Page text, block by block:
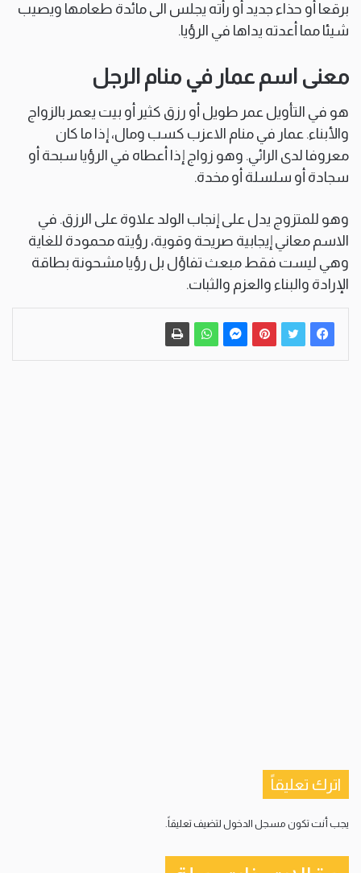
برقعا أو حذاء جديد أو رأته يجلس الى مائدة طعامها ويصيب
شيئا مما أعدته يداها في الرؤيا.
معنى اسم عمار في منام الرجل
هو في التأويل عمر طويل أو رزق كثير أو بيت يعمر بالزواج
والأبناء. عمار في منام الاعزب كسب ومال، إذا ما كان
معروفا لدى الرائي. وهو زواج إذا أعطاه في الرؤيا سبحة أو
سجادة أو سلسلة أو مخدة.
وهو للمتزوج يدل على إنجاب الولد علاوة على الرزق. في
الاسم معاني إيجابية صريحة وقوية، رؤيته محمودة للغاية
وهي ليست فقط مبعث تفاؤل بل رؤيا مشحونة بطاقة
الإرادة والبناء والعزم والثبات.
اترك تعليقاً
يجب أنت تكون مسجل الدخول لتضيف تعليقاً.